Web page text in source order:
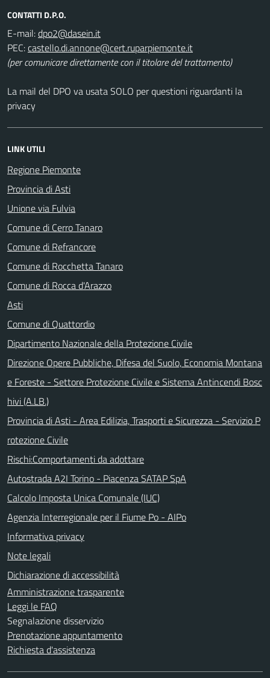
CONTATTI D.P.O.
E-mail:
PEC:
(per comunicare direttamente con il titolare del trattamento)
La mail del DPO va usata SOLO per questioni riguardanti la
privacy
LINK UTILI
Regione Piemonte
Provincia di Asti
Unione via Fulvia
Comune di Cerro Tanaro
Comune di Refrancore
Comune di Rocchetta Tanaro
Comune di Rocca d'Arazzo
Asti
Comune di Quattordio
Dipartimento Nazionale della Protezione Civile
Direzione Opere Pubbliche, Difesa del Suolo, Economia Montana
e Foreste - Settore Protezione Civile e Sistema Antincendi Bosc
hivi (A.LB.)
Provincia di Asti - Area Edilizia, Trasporti e Sicurezza - Servizio P
rotezione Civile
Rischi:Comportamenti da adottare
Autostrada A2I Torino - Piacenza SATAP SpA
Calcolo Imposta Unica Comunale (IUC)
Agenzia Interregionale per il Fiume Po - AIPo
Informativa privacy
Note legali
Dichiarazione di accessibilità
Amministrazione trasparente
Leggi le FAQ
Segnalazione disservizio
Prenotazione appuntamento
Richiesta d'assistenza